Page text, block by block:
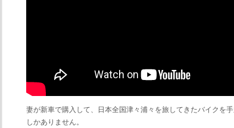
妻が新車で購入して、日本全国津々浦々を旅してきたバイクを
しかありません。